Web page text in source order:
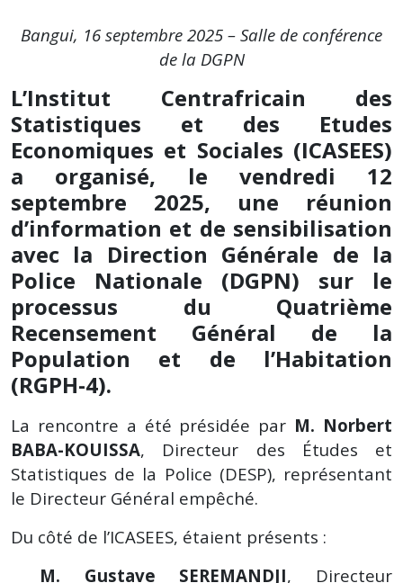
Bangui, 16 septembre 2025 – Salle de conférence
de la DGPN
L’Institut Centrafricain des
Statistiques et des Etudes
Economiques et Sociales (ICASEES)
a organisé, le vendredi 12
septembre 2025, une réunion
d’information et de sensibilisation
avec la Direction Générale de la
Police Nationale (DGPN) sur le
processus du Quatrième
Recensement Général de la
Population et de l’Habitation
(RGPH-4).
La rencontre a été présidée par M. Norbert
BABA-KOUISSA, Directeur des Études et
Statistiques de la Police (DESP), représentant
le Directeur Général empêché.
Du côté de l’ICASEES, étaient présents :
M. Gustave SEREMANDJI, Directeur